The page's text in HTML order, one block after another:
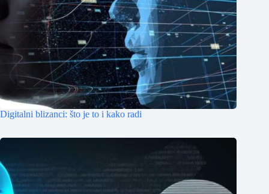
Digitalni blizanci: što je to i kako radi